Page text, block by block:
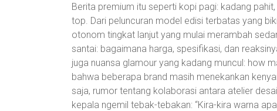
Berita premium itu seperti kopi pagi: kadang
top. Dari peluncuran model edisi terbatas yang
otonom tingkat lanjut yang mulai merambah
santai: bagaimana harga, spesifikasi, dan
juga nuansa glamour yang kadang muncul: how
bahwa beberapa brand masih menekankan
saja, rumor tentang kolaborasi antara atelier
kepala ngemil tebak-tebakan: “Kira-kira warna